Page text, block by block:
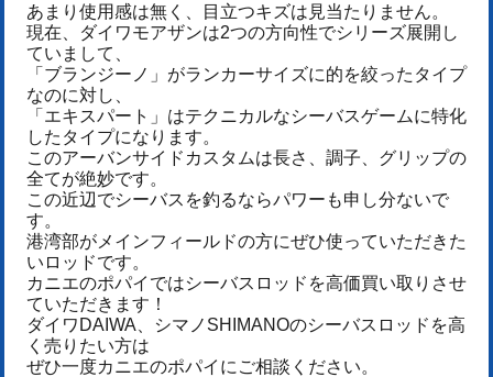
あまり使用感は無く、目立つキズは見当たりません。
現在、ダイワモアザンは2つの方向性でシリーズ展開し
ていまして、
「ブランジーノ」がランカーサイズに的を絞ったタイプ
なのに対し、
「エキスパート」はテクニカルなシーバスゲームに特化
したタイプになります。
このアーバンサイドカスタムは長さ、調子、グリップの
全てが絶妙です。
この近辺でシーバスを釣るならパワーも申し分ないで
す。
港湾部がメインフィールドの方にぜひ使っていただきた
いロッドです。
カニエのポパイではシーバスロッドを高価買い取りさせ
ていただきます！
ダイワDAIWA、シマノSHIMANOのシーバスロッドを高
く売りたい方は
ぜひ一度カニエのポパイにご相談ください。